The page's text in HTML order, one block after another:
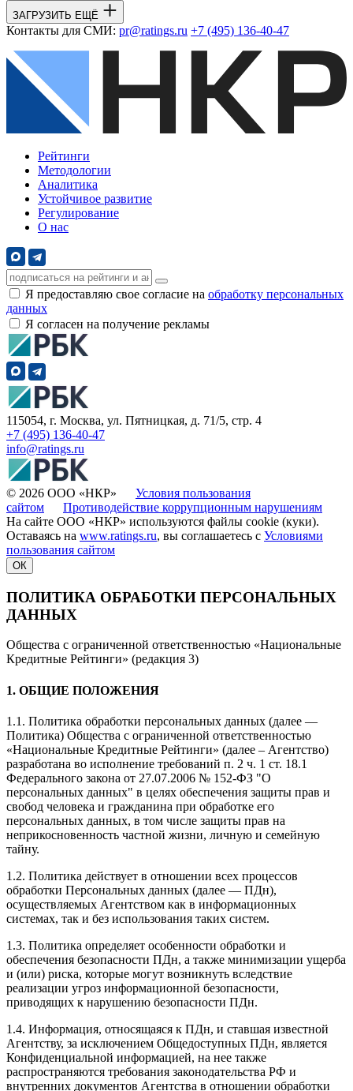
ЗАГРУЗИТЬ ЕЩЁ
Контакты для СМИ: pr@ratings.ru +7 (495) 136-40-47
Рейтинги
Методологии
Аналитика
Устойчивое развитие
Регулирование
О нас
Я предоставляю свое согласие на обработку персональных
данных
Я согласен на получение рекламы
115054, г. Москва, ул. Пятницкая, д. 71/5, стр. 4
+7 (495) 136-40-47
info@ratings.ru
© 2026 ООО «НКР» Условия пользования
сайтом
Противодействие коррупционным нарушениям
На сайте ООО «НКР» используются файлы cookie (куки).
Оставаясь на www.ratings.ru, вы соглашаетесь с Условиями
пользования сайтом
ОК
ПОЛИТИКА ОБРАБОТКИ ПЕРСОНАЛЬНЫХ
ДАННЫХ
Общества с ограниченной ответственностью «Национальные
Кредитные Рейтинги» (редакция 3)
1. ОБЩИЕ ПОЛОЖЕНИЯ
1.1. Политика обработки персональных данных (далее —
Политика) Общества с ограниченной ответственностью
«Национальные Кредитные Рейтинги» (далее – Агентство)
разработана во исполнение требований п. 2 ч. 1 ст. 18.1
Федерального закона от 27.07.2006 № 152-ФЗ "О
персональных данных" в целях обеспечения защиты прав и
свобод человека и гражданина при обработке его
персональных данных, в том числе защиты прав на
неприкосновенность частной жизни, личную и семейную
тайну.
1.2. Политика действует в отношении всех процессов
обработки Персональных данных (далее — ПДн),
осуществляемых Агентством как в информационных
системах, так и без использования таких систем.
1.3. Политика определяет особенности обработки и
обеспечения безопасности ПДн, а также минимизации ущерба
и (или) риска, которые могут возникнуть вследствие
реализации угроз информационной безопасности,
приводящих к нарушению безопасности ПДн.
1.4. Информация, относящаяся к ПДн, и ставшая известной
Агентству, за исключением Общедоступных ПДн, является
Конфиденциальной информацией, на нее также
распространяются требования законодательства РФ и
внутренних документов Агентства в отношении обработки